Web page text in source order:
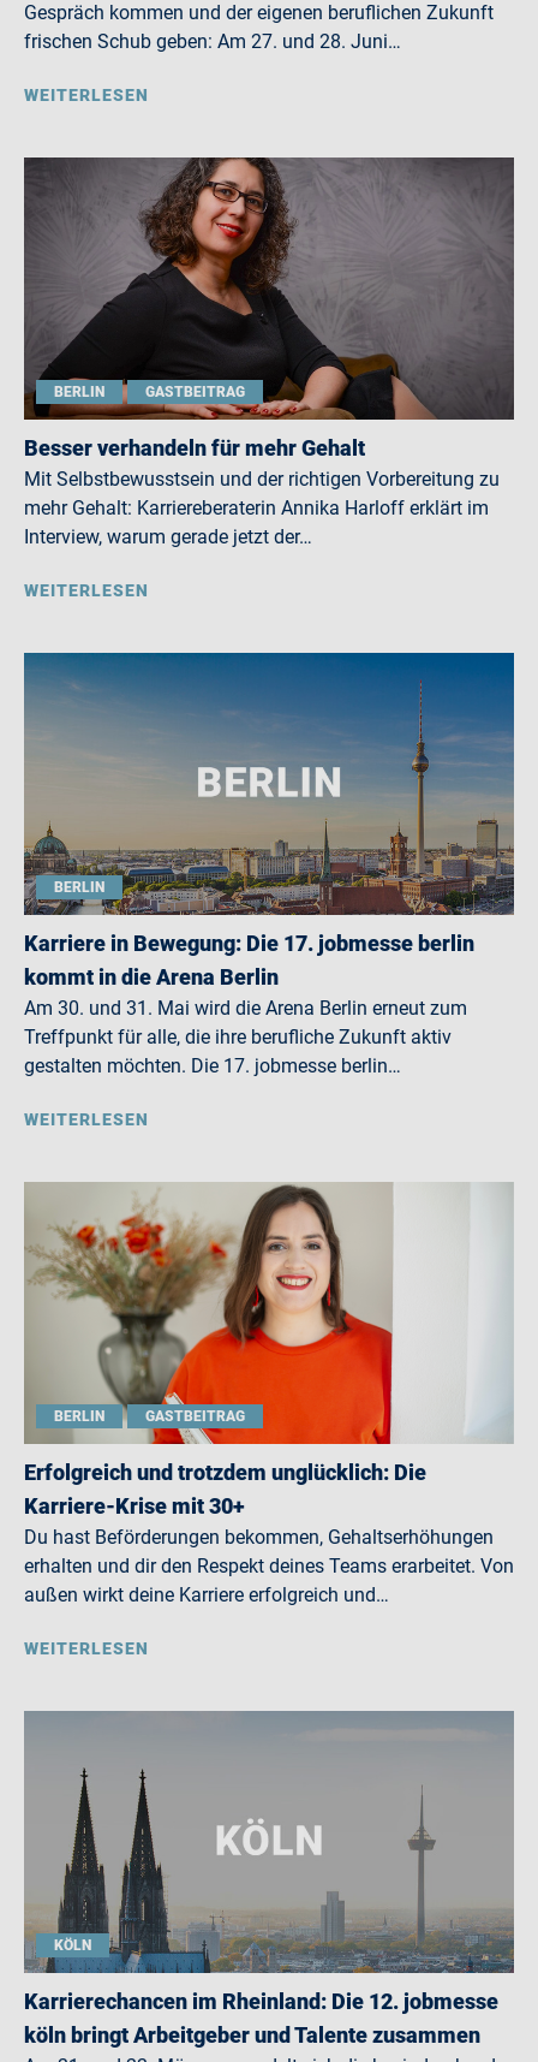
Gespräch kommen und der eigenen beruflichen Zukunft
frischen Schub geben: Am 27. und 28. Juni…
WEITERLESEN
BERLIN GASTBEITRAG
Besser verhandeln für mehr Gehalt
Mit Selbstbewusstsein und der richtigen Vorbereitung zu
mehr Gehalt: Karriereberaterin Annika Harloff erklärt im
Interview, warum gerade jetzt der…
WEITERLESEN
BERLIN
Karriere in Bewegung: Die 17. jobmesse berlin
kommt in die Arena Berlin
Am 30. und 31. Mai wird die Arena Berlin erneut zum
Treffpunkt für alle, die ihre berufliche Zukunft aktiv
gestalten möchten. Die 17. jobmesse berlin…
WEITERLESEN
BERLIN GASTBEITRAG
Erfolgreich und trotzdem unglücklich: Die
Karriere-Krise mit 30+
Du hast Beförderungen bekommen, Gehaltserhöhungen
erhalten und dir den Respekt deines Teams erarbeitet. Von
außen wirkt deine Karriere erfolgreich und…
WEITERLESEN
KÖLN
Karrierechancen im Rheinland: Die 12. jobmesse
köln bringt Arbeitgeber und Talente zusammen